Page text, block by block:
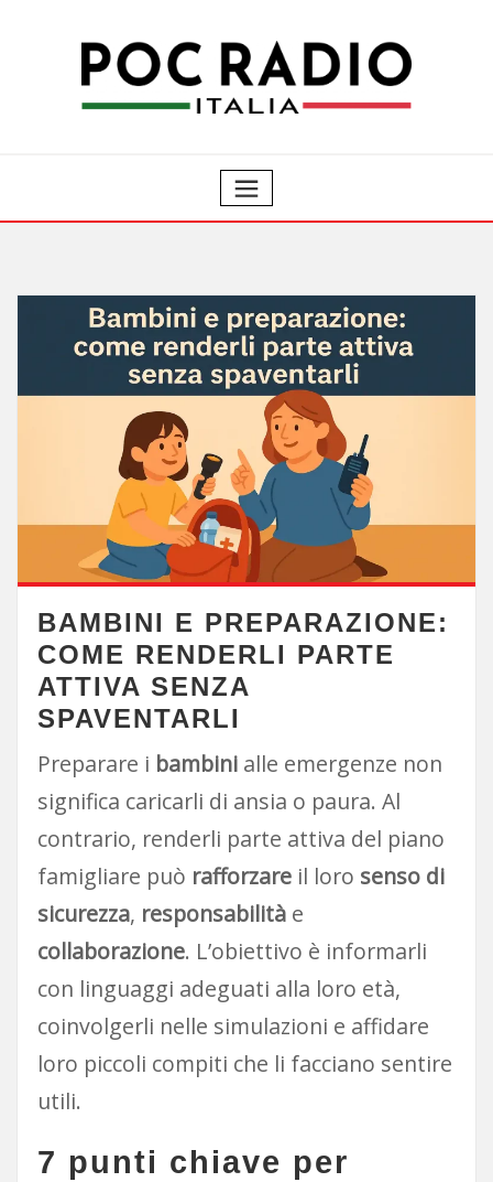
BAMBINI E PREPARAZIONE:
COME RENDERLI PARTE
ATTIVA SENZA
SPAVENTARLI
Preparare i bambini alle emergenze non
significa caricarli di ansia o paura. Al
contrario, renderli parte attiva del piano
famigliare può rafforzare il loro senso di
sicurezza, responsabilità e
collaborazione. L’obiettivo è informarli
con linguaggi adeguati alla loro età,
coinvolgerli nelle simulazioni e affidare
loro piccoli compiti che li facciano sentire
utili.
7 punti chiave per